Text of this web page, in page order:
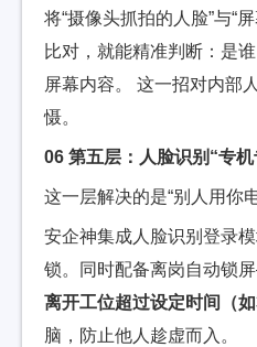
将“摄像头抓拍的人脸”与“
比对，就能精准判断：是
屏幕内容。 这一招对内部
慑。
06 第五层：人脸识别“专机
这一层解决的是“别人用你
安企神集成人脸识别登录
锁。同时配备离岗自动锁
离开工位超过设定时间（如
脑，防止他人趁虚而入。